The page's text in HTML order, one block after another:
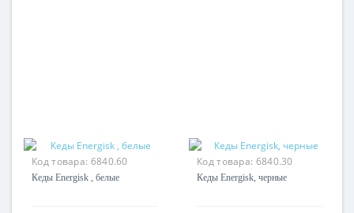
Код товара: 6840.60
Кеды Energisk , белые
Код товара: 6840.30
Кеды Energisk, черные